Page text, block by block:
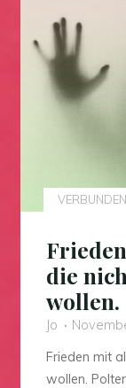
die
wollen.
Jo
Frieden mit
wollen.